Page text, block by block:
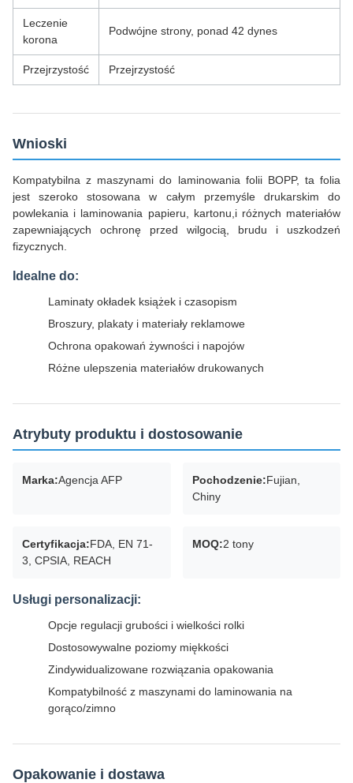
Leczenie
korona
Podwójne strony, ponad 42 dynes
Przejrzystość Przejrzystość
Wnioski
Kompatybilna z maszynami do laminowania folii BOPP, ta folia
jest szeroko stosowana w całym przemyśle drukarskim do
powlekania i laminowania papieru, kartonu,i różnych materiałów
zapewniających ochronę przed wilgocią, brudu i uszkodzeń
fizycznych.
Idealne do:
Laminaty okładek książek i czasopism
Broszury, plakaty i materiały reklamowe
Ochrona opakowań żywności i napojów
Różne ulepszenia materiałów drukowanych
Atrybuty produktu i dostosowanie
Marka:Agencja AFP Pochodzenie:Fujian,
Chiny
Certyfikacja:FDA, EN 71-
3, CPSIA, REACH
MOQ:2 tony
Usługi personalizacji:
Opcje regulacji grubości i wielkości rolki
Dostosowywalne poziomy miękkości
Zindywidualizowane rozwiązania opakowania
Kompatybilność z maszynami do laminowania na
gorąco/zimno
Opakowanie i dostawa